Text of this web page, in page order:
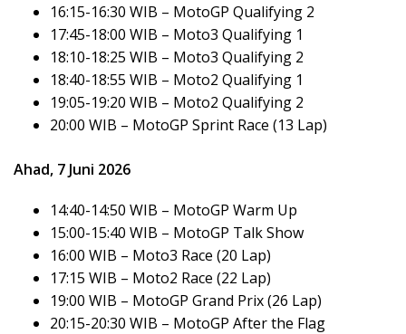
16:15-16:30 WIB – MotoGP Qualifying 2
17:45-18:00 WIB – Moto3 Qualifying 1
18:10-18:25 WIB – Moto3 Qualifying 2
18:40-18:55 WIB – Moto2 Qualifying 1
19:05-19:20 WIB – Moto2 Qualifying 2
20:00 WIB – MotoGP Sprint Race (13 Lap)
Ahad, 7 Juni 2026
14:40-14:50 WIB – MotoGP Warm Up
15:00-15:40 WIB – MotoGP Talk Show
16:00 WIB – Moto3 Race (20 Lap)
17:15 WIB – Moto2 Race (22 Lap)
19:00 WIB – MotoGP Grand Prix (26 Lap)
20:15-20:30 WIB – MotoGP After the Flag